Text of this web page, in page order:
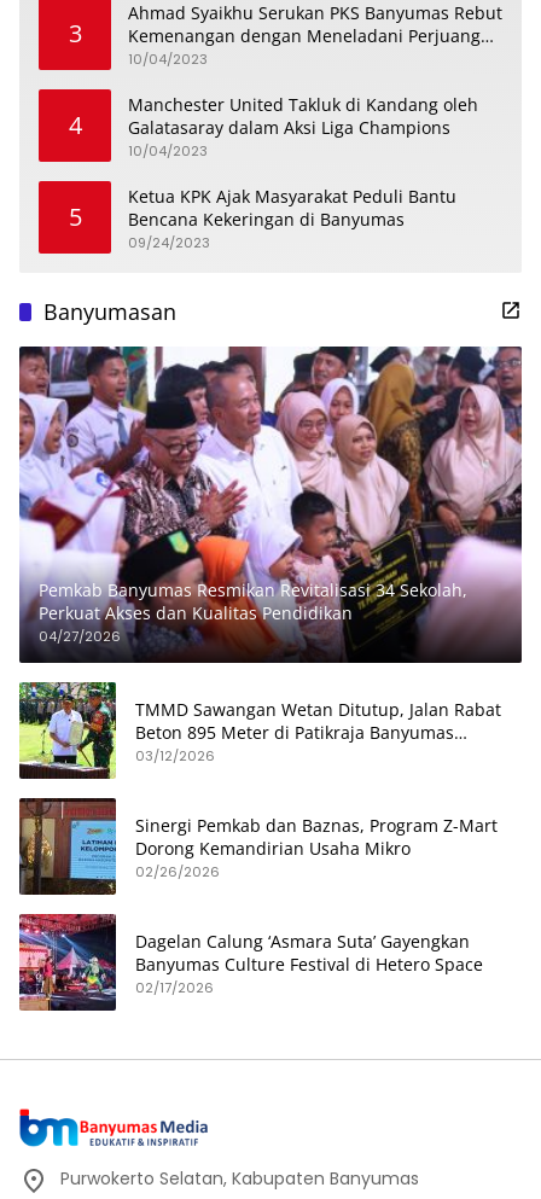
3
Ahmad Syaikhu Serukan PKS Banyumas Rebut
Kemenangan dengan Meneladani Perjuangan
Soedirman
10/04/2023
4
Manchester United Takluk di Kandang oleh
Galatasaray dalam Aksi Liga Champions
10/04/2023
5
Ketua KPK Ajak Masyarakat Peduli Bantu
Bencana Kekeringan di Banyumas
09/24/2023
Banyumasan
Pemkab Banyumas Resmikan Revitalisasi 34 Sekolah,
Perkuat Akses dan Kualitas Pendidikan
04/27/2026
TMMD Sawangan Wetan Ditutup, Jalan Rabat
Beton 895 Meter di Patikraja Banyumas
Rampung
03/12/2026
Sinergi Pemkab dan Baznas, Program Z-Mart
Dorong Kemandirian Usaha Mikro
02/26/2026
Dagelan Calung ‘Asmara Suta’ Gayengkan
Banyumas Culture Festival di Hetero Space
02/17/2026
Purwokerto Selatan, Kabupaten Banyumas